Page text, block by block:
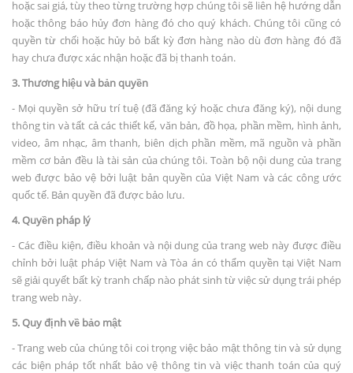
hoặc sai giá, tùy theo từng trường hợp chúng tôi sẽ liên hệ hướng dẫn
hoặc thông báo hủy đơn hàng đó cho quý khách. Chúng tôi cũng có
quyền từ chối hoặc hủy bỏ bất kỳ đơn hàng nào dù đơn hàng đó đã
hay chưa được xác nhận hoặc đã bị thanh toán.
3. Thương hiệu và bản quyền
- Mọi quyền sở hữu trí tuệ (đã đăng ký hoặc chưa đăng ký), nội dung
thông tin và tất cả các thiết kế, văn bản, đồ họa, phần mềm, hình ảnh,
video, âm nhạc, âm thanh, biên dịch phần mềm, mã nguồn và phần
mềm cơ bản đều là tài sản của chúng tôi. Toàn bộ nội dung của trang
web được bảo vệ bởi luật bản quyền của Việt Nam và các công ước
quốc tế. Bản quyền đã được bảo lưu.
4. Quyền pháp lý
- Các điều kiện, điều khoản và nội dung của trang web này được điều
chỉnh bởi luật pháp Việt Nam và Tòa án có thẩm quyền tại Việt Nam
sẽ giải quyết bất kỳ tranh chấp nào phát sinh từ việc sử dụng trái phép
trang web này.
5. Quy định về bảo mật
- Trang web của chúng tôi coi trọng việc bảo mật thông tin và sử dụng
các biện pháp tốt nhất bảo vệ thông tin và việc thanh toán của quý